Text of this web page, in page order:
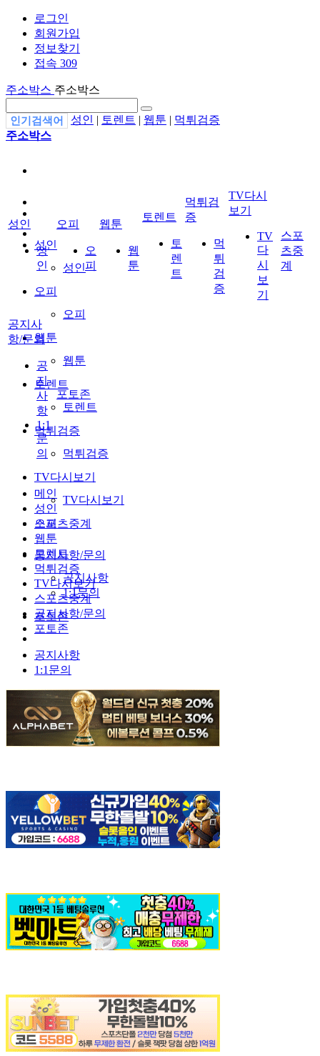
로그인
회원가입
정보찾기
접속 309
주소박스 주소박스
인기검색어 성인 | 토렌트 | 웹툰 | 먹튀검증
주소박스
성인
성인
오피
오피
웹툰
웹툰
토렌트
토렌트
먹튀검증
먹튀검증
TV다시보기
TV다시보기
스포츠중계
공지사항/문의
공지사항
1:1문의
포토존
성인
성
인
오피
오
피
웹툰
웹
툰
토렌트
토
렌
트
먹튀검
증
먹
튀
검
증
TV다시
보기
TV
다
시
보
기
스포
츠중
계
공지사
항/문의
공
지
사
항
1:1
문
의
포토존
메인
성인
오피
웹툰
토렌트
먹튀검증
TV다시보기
스포츠중계
공지사항/문의
포토존
공지사항
1:1문의